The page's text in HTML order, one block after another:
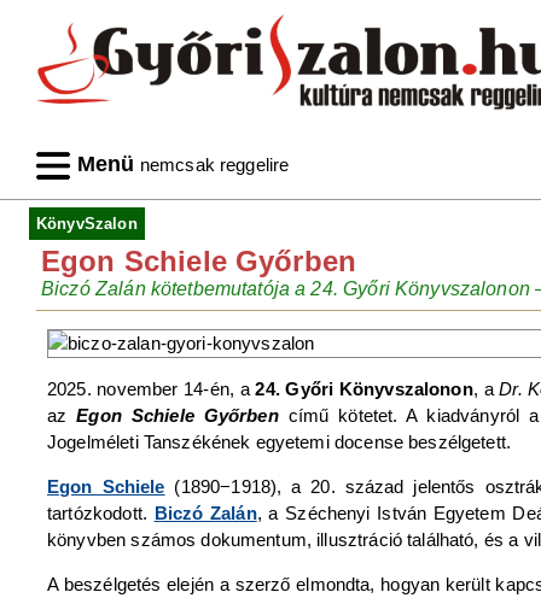
Menü nemcsak reggelire
KönyvSzalon
Egon Schiele Győrben
Biczó Zalán kötetbemutatója a 24. Győri Könyvszalonon
2025. november 14-én, a24. Győri Könyvszalonon, aDr.
azEgon Schiele Győrbencímű kötetet. A kiadványról
Jogelméleti Tanszékének egyetemi docense beszélgetett.
Egon Schiele (1890−1918), a 20. század jelentős
tartózkodott. Biczó Zalán, a Széchenyi István Egyetem
könyvben számos dokumentum, illusztráció található, és a
A beszélgetés elején a szerző elmondta, hogyan került